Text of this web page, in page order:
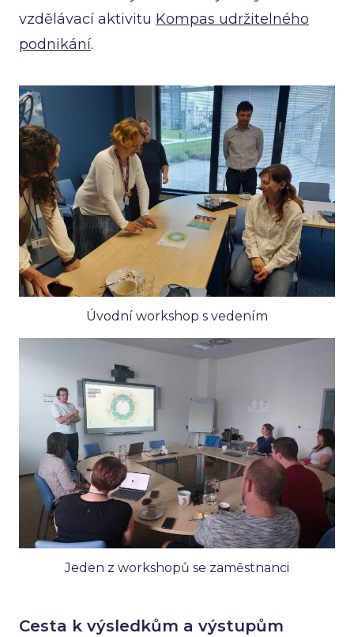
vzdělávací aktivitu Kompas udržitelného
podnikání.
Úvodní workshop s vedením
Jeden z workshopů se zaměstnanci
Cesta k výsledkům a výstupům